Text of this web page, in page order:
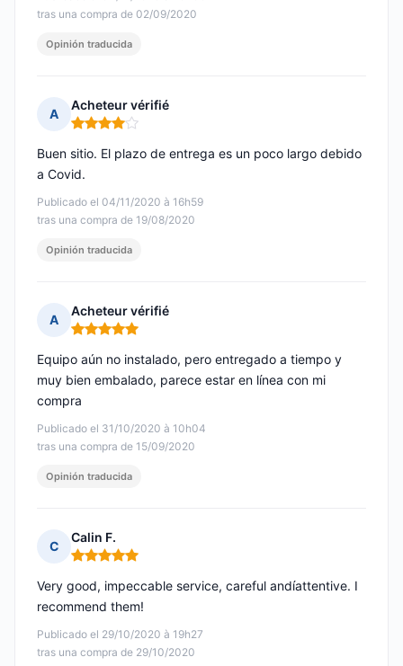
tras una compra de 02/09/2020
Opinión traducida
A
Acheteur vérifié
Nota: 4 de 5
Publicado el 04/11/2020 à 16h59
tras una compra de 19/08/2020
Buen sitio. El plazo de entrega es un poco largo debido
a Covid.
Opinión traducida
A
Acheteur vérifié
Nota: 5 de 5
Publicado el 31/10/2020 à 10h04
tras una compra de 15/09/2020
Equipo aún no instalado, pero entregado a tiempo y
muy bien embalado, parece estar en línea con mi
compra
Opinión traducida
C
Calin F.
Nota: 5 de 5
Publicado el 29/10/2020 à 19h27
tras una compra de 29/10/2020
Very good, impeccable service, careful andíattentive. I
recommend them!